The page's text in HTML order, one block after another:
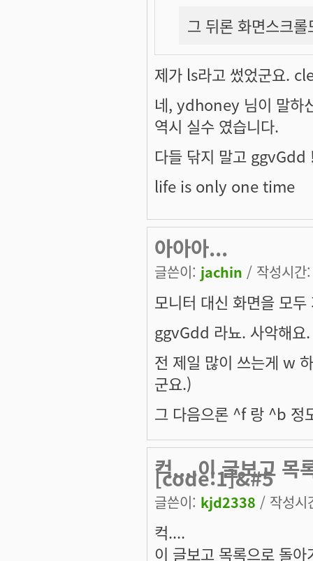
그 뒤론 화면스크
제가 ls라고 썼었군요.
네, ydhoney 님이 말하
역시 실수 였습니다.
다들 닦지 말고 ggvGdd
life is only one time
아아아...
글쓴이: jachin / 작성시
모니터 대신 화면을 모
ggvGdd 라뇨. 사악해
전 제일 많이 쓰는게 w
군요.)
그 다음으론 ^f 랑 ^b 정
컥....이 글보고 목
[code:1]&#5
글쓴이: kjd2338 / 작성
컥....
이 글보고 목록으로 돌